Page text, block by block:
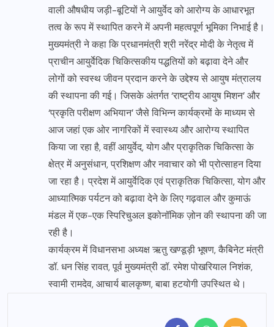
वाली औषधीय जड़ी-बूटियों ने आयुर्वेद को आरोग्य के आधारभूत
तत्व के रूप में स्थापित करने में अपनी महत्वपूर्ण भूमिका निभाई है।
मुख्यमंत्री ने कहा कि प्रधानमंत्री श्री नरेंद्र मोदी के नेतृत्व में
प्राचीन आयुर्वेदिक चिकित्सकीय पद्धतियों को बढ़ावा देने और
लोगों को स्वस्थ जीवन प्रदान करने के उद्देश्य से आयुष मंत्रालय
की स्थापना की गई। जिसके अंतर्गत ‘राष्ट्रीय आयुष मिशन’ और
‘प्रकृति परीक्षण अभियान’ जैसे विभिन्न कार्यक्रमों के माध्यम से
आज जहां एक ओर नागरिकों में स्वास्थ्य और आरोग्य स्थापित
किया जा रहा है, वहीं आयुर्वेद, योग और प्राकृतिक चिकित्सा के
क्षेत्र में अनुसंधान, प्रशिक्षण और नवाचार को भी प्रोत्साहन दिया
जा रहा है। प्रदेश में आयुर्वेदिक एवं प्राकृतिक चिकित्सा, योग और
आध्यात्मिक पर्यटन को बढ़ावा देने के लिए गढ़वाल और कुमाऊं
मंडल में एक-एक स्पिरिचुअल इकोनॉमिक ज़ोन की स्थापना की जा
रही है।
कार्यक्रम में विधानसभा अध्यक्ष ऋतु खण्डूड़ी भूषण, कैबिनेट मंत्री
डॉ. धन सिंह रावत, पूर्व मुख्यमंत्री डॉ. रमेश पोखरियाल निशंक,
स्वामी रामदेव, आचार्य बालकृष्ण, बाबा हटयोगी उपस्थित थे।